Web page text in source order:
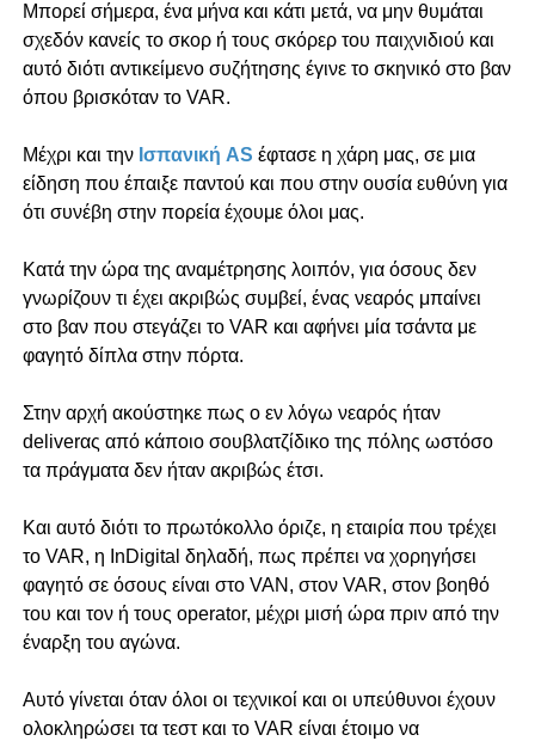
Μπορεί σήμερα, ένα μήνα και κάτι μετά, να μην θυμάται
σχεδόν κανείς το σκορ ή τους σκόρερ του παιχνιδιού και
αυτό διότι αντικείμενο συζήτησης έγινε το σκηνικό στο βαν
όπου βρισκόταν το VAR.
Μέχρι και την Ισπανική AS έφτασε η χάρη μας, σε μια
είδηση που έπαιξε παντού και που στην ουσία ευθύνη για
ότι συνέβη στην πορεία έχουμε όλοι μας.
Κατά την ώρα της αναμέτρησης λοιπόν, για όσους δεν
γνωρίζουν τι έχει ακριβώς συμβεί, ένας νεαρός μπαίνει
στο βαν που στεγάζει το VAR και αφήνει μία τσάντα με
φαγητό δίπλα στην πόρτα.
Στην αρχή ακούστηκε πως ο εν λόγω νεαρός ήταν
deliverας από κάποιο σουβλατζίδικο της πόλης ωστόσο
τα πράγματα δεν ήταν ακριβώς έτσι.
Και αυτό διότι το πρωτόκολλο όριζε, η εταιρία που τρέχει
το VAR, η InDigital δηλαδή, πως πρέπει να χορηγήσει
φαγητό σε όσους είναι στο VAΝ, στον VAR, στον βοηθό
του και τον ή τους operator, μέχρι μισή ώρα πριν από την
έναρξη του αγώνα.
Αυτό γίνεται όταν όλοι οι τεχνικοί και οι υπεύθυνοι έχουν
ολοκληρώσει τα τεστ και το VAR είναι έτοιμο να